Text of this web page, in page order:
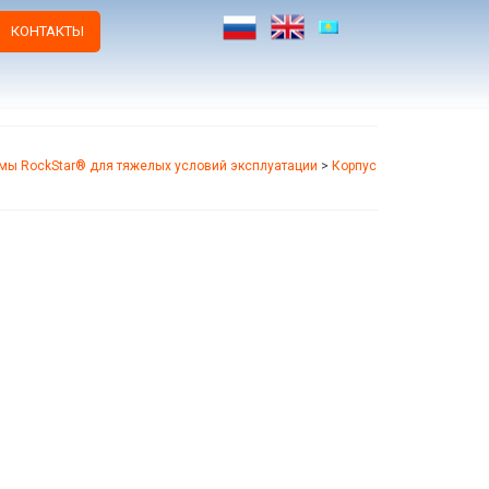
КОНТАКТЫ
RockStar® для тяжелых условий эксплуатации > Корпус